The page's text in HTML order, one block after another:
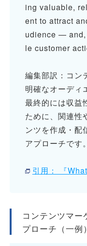
ing valuable,
ent to attract
udience —
le customer
編集部訳：コン
明確なオーディ
最終的には収益
ために、関連性
ンツを作成・配
アプローチです。
引用： 『
コンテンツマー
プローチ（一例）